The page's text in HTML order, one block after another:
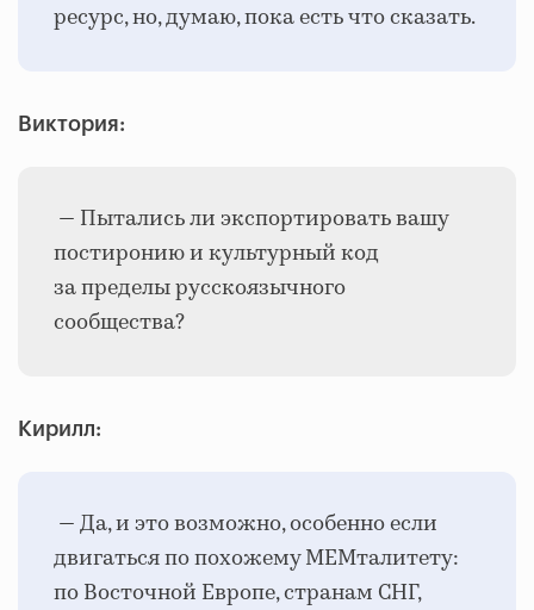
ресурс, но, думаю, пока есть что сказать.
Виктория:
— Пытались ли экспортировать вашу
постиронию и культурный код
за пределы русскоязычного
сообщества?
Кирилл:
— Да, и это возможно, особенно если
двигаться по похожему МЕМталитету:
по Восточной Европе, странам СНГ,